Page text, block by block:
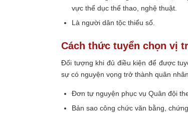
vực thể dục thể thao, nghệ thuật.
Là người dân tộc thiểu số.
Cách thức tuyển chọn vị
Đối tượng khi đủ điều kiện để được
sự có nguyện vọng trở thành quân
Đơn tự nguyện phục vụ Quân đội
Bản sao công chức văn bằng,